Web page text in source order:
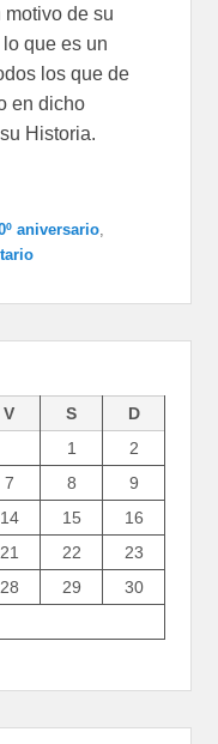
de su
que es un
los que de
en dicho
Historia.
aniversario,
V S
D
1
2
7 8
9
14 15
16
21 22
23
28 29
30